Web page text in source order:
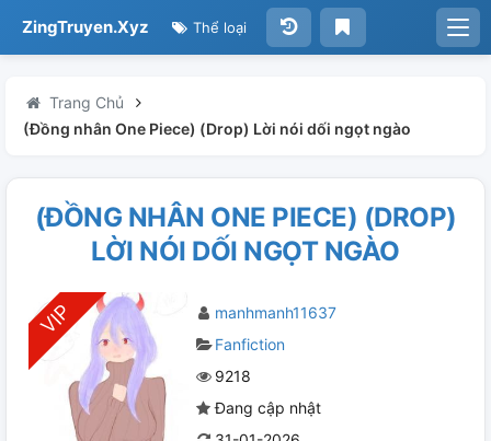
ZingTruyen.Xyz Thể loại
Trang Chủ
(Đồng nhân One Piece) (Drop) Lời nói dối ngọt ngào
(ĐỒNG NHÂN ONE PIECE) (DROP)
LỜI NÓI DỐI NGỌT NGÀO
manhmanh11637
Fanfiction
9218
Đang cập nhật